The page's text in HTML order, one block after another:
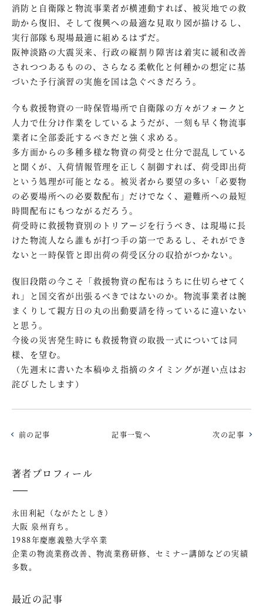
消防と自衛隊と物流事業者が横連動すれば、被災地での救
助から復旧、そして復興への最適な見取り図が描けるし、
実行部隊も現場最適に組めるはずだ。
阪神淡路の大震災来、行政の縦割り障害は着実に緩和改善
されつつあるものの、さらなる柔軟化と何種かの想定に基
づいた予行演習の実施を国は急ぐべきだろう。
今も救援物資の一時保管場所で自衛隊の方々がフォークと
人力で仕分け作業をしているようだが、一刻も早く物流事
業者に全部委託するべきだと強く求める。
多方面からの多種多様な物資の荷受と仕分で混乱している
と聞くが、入荷情報管理を正しく制御すれば、荷受即出荷
という処理が可能となる。被災者から要望の多い「必要物
の必要場所への必要数配布」だけでなく、避難所への最短
時間配布にもつながるだろう。
荷受時に救援物資別のトリアージを行うべき、は現場に長
けた物流人なら誰もが打つ手の第一であるし、それができ
ないと一時保管と即出荷の荷受区分の収拾がつかない。
復旧段階の今こそ「救援物資の配布はうちに仕切らせてく
れ」と国交省が出張るべきではないのか。物流事業者は腕
まくりして親方日の丸の出動要請を待っているに違いない
と思う。
今後の災害発生時にも救援物資の取扱一式については同
様、を望む。
（先週末に書いた本稿ゆえ指摘のタイミングが遅い点はお
詫びしたします）
前の記事 記事一覧へ 次の記事
著者プロフィール
永田利紀（ながたとしき）
大阪 泉州育ち。
1988年慶應義塾大学卒業
企業の物流業務改善、物流業務研修、セミナー講師などの実績
多数。
最近の記事